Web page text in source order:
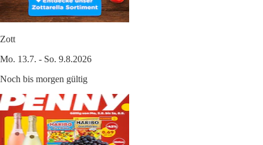
Zott
Mo. 13.7. - So. 9.8.2026
Noch bis morgen gültig